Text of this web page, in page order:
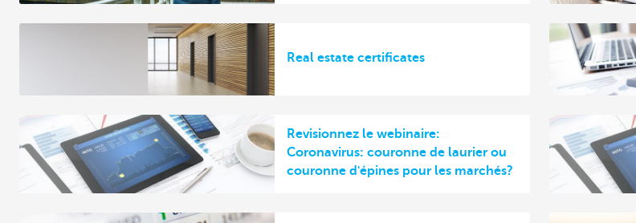
Real estate certificates
Revisionnez le webinaire:
Coronavirus: couronne de laurier ou
couronne d'épines pour les marchés?